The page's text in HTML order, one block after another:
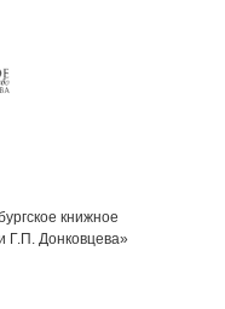
книжное
Г.П. Донковцева»